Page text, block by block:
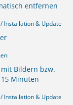
entfernen
Installation & Update
Bildern bzw.
Minuten
Installation & Update